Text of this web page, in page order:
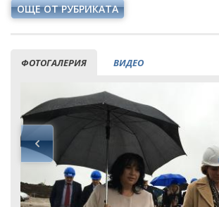
ОЩЕ ОТ РУБРИКАТА
ФОТОГАЛЕРИЯ ВИДЕО